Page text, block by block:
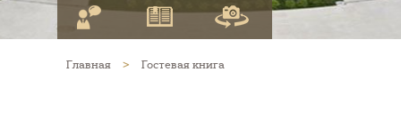
Главная > Гостевая книга